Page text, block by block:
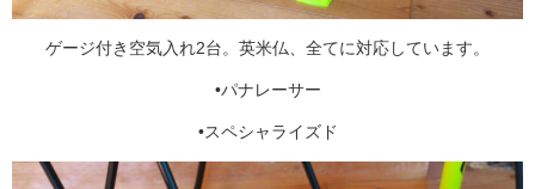
ゲージ付き空気入れ2台。英米仏、全てに対応しています。
•パナレーサー
•スペシャライズド